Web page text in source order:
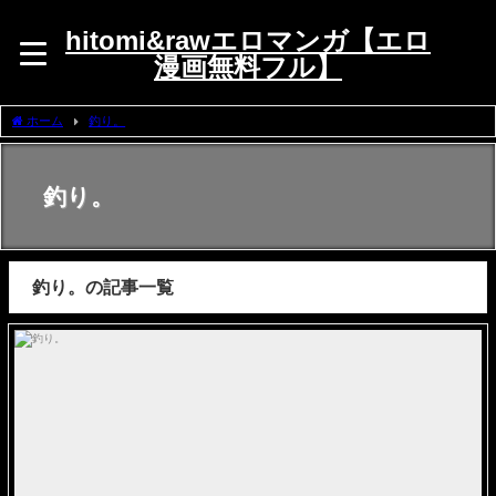
hitomi&rawエロマンガ【エロ
漫画無料フル】
ホーム 釣り。
釣り。
釣り。の記事一覧